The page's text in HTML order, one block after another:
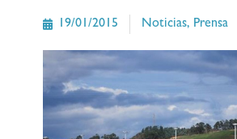
19/01/2015 Noticias, Prensa